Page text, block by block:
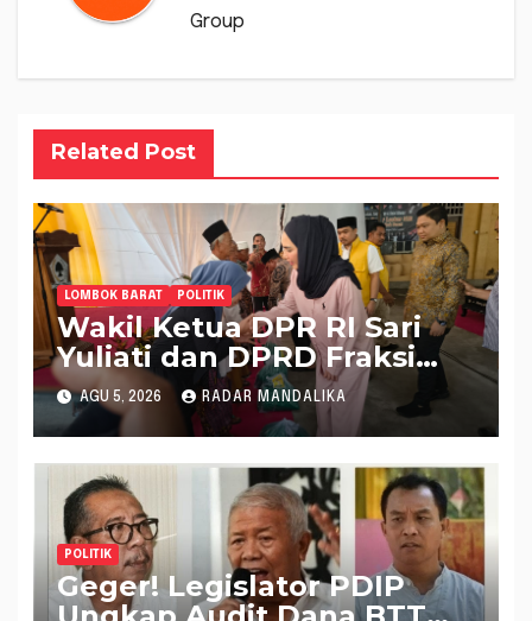
Group
Related Post
LOMBOK BARAT POLITIK
Wakil Ketua DPR RI Sari
Yuliati dan DPRD Fraksi
Golkar Kolaborasi
Alokasikan Ratusan Unit
Bantuan RTLH
AGU 5, 2026 RADAR MANDALIKA
POLITIK
Geger! Legislator PDIP